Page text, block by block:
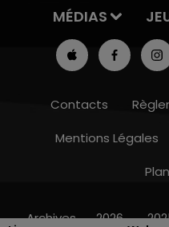
11h00
MÉDIAS
Contacts
Mentions Légales
Archives 2026